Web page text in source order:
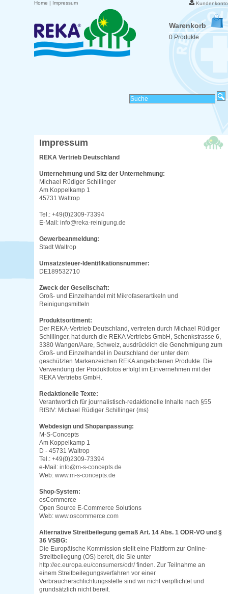
Kundenkonto
Warenkorb
0 Produkte
Home | Impressum
Impressum
REKA Vertrieb Deutschland
Unternehmung und Sitz der Unternehmung:
Michael Rüdiger Schillinger
Am Koppelkamp 1
45731 Waltrop
Tel.: +49(0)2309-73394
E-Mail:info@reka-reinigung.de
Gewerbeanmeldung:
Stadt Waltrop
Umsatzsteuer-Identifikationsnummer:
DE189532710
Zweck der Gesellschaft:
Groß- und Einzelhandel mit Mikrofaserartikeln und
Reinigungsmitteln
Produktsortiment:
Der REKA-Vertrieb Deutschland, vertreten durch Michael Rüdiger
Schillinger, hat durch die REKA Vertriebs GmbH, Schenkstrasse 6,
3380 Wangen/Aare, Schweiz, ausdrücklich die Genehmigung zum
Groß- und Einzelhandel in Deutschland der unter dem
geschützten Markenzeichen REKA angebotenen Produkte. Die
Verwendung der Produktfotos erfolgt im Einvernehmen mit der
REKA Vertriebs GmbH.
Redaktionelle Texte:
Verantwortlich für journalistisch-redaktionelle Inhalte nach §55
RfStV: Michael Rüdiger Schillinger (ms)
Webdesign und Shopanpassung:
M-S-Concepts
Am Koppelkamp 1
D - 45731 Waltrop
Tel.: +49(0)2309-73394
e-Mail:info@m-s-concepts.de
Web:www.m-s-concepts.de
Shop-System:
osCommerce
Open Source E-Commerce Solutions
Web:www.oscommerce.com
Alternative Streitbeilegung gemäß Art. 14 Abs. 1 ODR-VO und §
36 VSBG:
Die Europäische Kommission stellt eine Plattform zur Online-
Streitbeilegung (OS) bereit, die Sie unter
http://ec.europa.eu/consumers/odr/finden. Zur Teilnahme an
einem Streitbeilegungsverfahren vor einer
Verbraucherschlichtungsstelle sind wir nicht verpflichtet und
grundsätzlich nicht bereit.